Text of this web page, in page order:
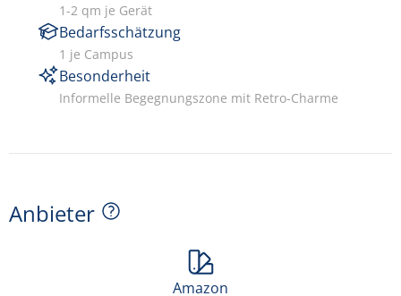
1-2 qm je Gerät
Bedarfsschätzung
1 je Campus
Besonderheit
Informelle Begegnungszone mit Retro-Charme
Anbieter
Amazon